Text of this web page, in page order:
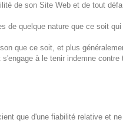
de son Site Web et de tout
de quelque nature que ce soit
que ce soit, et plus
à le tenir indemne
que d'une fiabilité relative et